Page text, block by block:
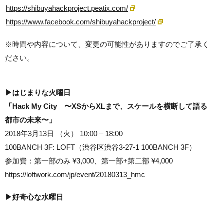
https://shibuyahackproject.peatix.com/
https://www.facebook.com/shibuyahackproject/
※時間や内容について、変更の可能性がありますのでご了承く
ださい。
▶︎はじまりな火曜日
「Hack My City 〜XSからXLまで、スケールを横断して語る
都市の未来〜」
2018年3月13日 （火） 10:00 – 18:00
100BANCH 3F: LOFT（渋谷区渋谷3-27-1 100BANCH 3F）
参加費：第一部のみ ¥3,000、第一部+第二部 ¥4,000
https://loftwork.com/jp/event/20180313_hmc
▶︎好奇心な水曜日